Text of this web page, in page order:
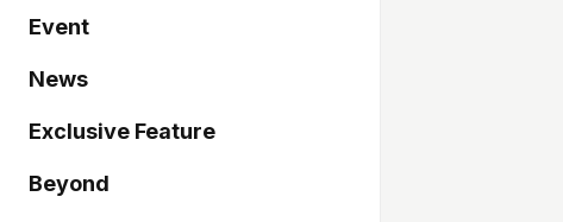
Pordasi
Event
News
Exclusive Feature
Beyond